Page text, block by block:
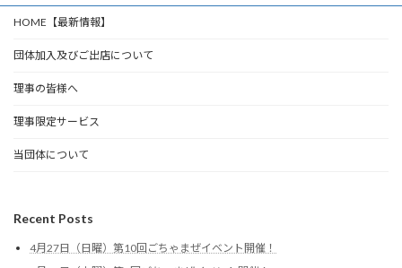
HOME【最新情報】
団体加入及びご出店について
理事の皆様へ
理事限定サービス
当団体について
Recent Posts
4月27日（日曜）第10回ごちゃまぜイベント開催！